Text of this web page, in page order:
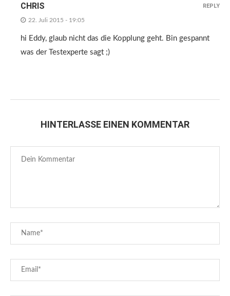
CHRIS
22. Juli 2015 - 19:05
hi Eddy, glaub nicht das die Kopplung geht. Bin gespannt
was der Testexperte sagt ;)
REPLY
HINTERLASSE EINEN KOMMENTAR